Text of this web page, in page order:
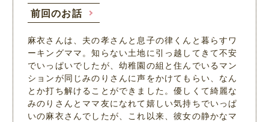
前回のお話
麻衣さんは、夫の孝さんと息子の律くんと暮らすワ
ーキングママ。知らない土地に引っ越してきて不安
でいっぱいでしたが、幼稚園の組と住んでいるマン
ションが同じみのりさんに声をかけてもらい、なん
とか打ち解けることができました。優しくて綺麗な
みのりさんとママ友になれて嬉しい気持ちでいっぱ
いの麻衣さんでしたが、これ以来、彼女の静かなマ